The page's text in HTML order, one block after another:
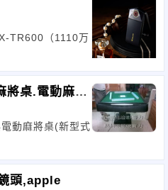
TR600（1110万
將桌.電動麻將
動麻將桌(新型式
頭,apple